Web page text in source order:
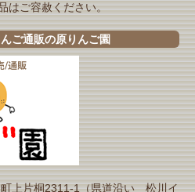
はご容赦ください。
ご通販の原りんご園
上片桐2311-1（県道沿い 松川イ